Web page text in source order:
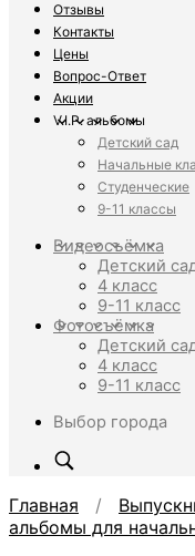
Отзывы
Контакты
Цены
Вопрос-Ответ
Акции
V.I.P. альбомы
Детский сад
Начальные
Студенческие
9-11 классы
Видеосъёмка
Детский
4 класс
9-11 класс
Фотосъёмка
Детский
4 класс
9-11 класс
Выбор города
Главная /
альбомы для